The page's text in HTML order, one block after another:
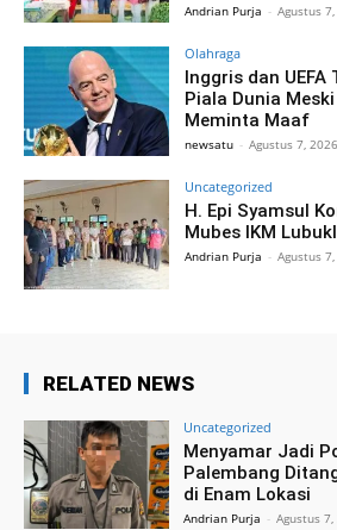
Andrian Purja - Agustus
Olahraga
Inggris dan
Piala Dunia
Meminta Maaf
newsatu - Agustus 7, 2026
Uncategorized
H. Epi Syamsul
Mubes IKM
Andrian Purja - Agustus
RELATED NEWS
Uncategorized
Menyamar Jadi
Palembang
di Enam Lokasi
Andrian Purja - Agustus 7,